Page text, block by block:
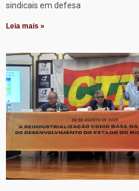
sindicais em defesa
Leia mais »